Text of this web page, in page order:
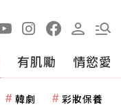
有肌勵 情慾愛
韓劇 彩妝保養